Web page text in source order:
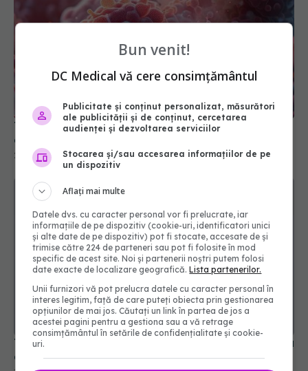
Tratamentul care înfometează tumorile. Ce rol au
colesterolul și statinele
25 mai 2026, 15:53
Tratamentul care prelungește viața pacienților cu
cancer pancreatic
18 apr 2026, 13:09
Bun venit!
DC Medical vă cere consimțământul
Publicitate și conținut personalizat, măsurători
ale publicității și de conținut, cercetarea
audienței și dezvoltarea serviciilor
Stocarea și/sau accesarea informațiilor de pe
un dispozitiv
Aflați mai multe
Datele dvs. cu caracter personal vor fi prelucrate, iar
informațiile de pe dispozitiv (cookie-uri, identificatori unici
și alte date de pe dispozitiv) pot fi stocate, accesate de și
trimise către 224 de parteneri sau pot fi folosite în mod
specific de acest site. Noi și partenerii noștri putem folosi
date exacte de localizare geografică.Lista partenerilor.
Unii furnizori vă pot prelucra datele cu caracter personal în
interes legitim, față de care puteți obiecta prin gestionarea
opțiunilor de mai jos. Căutați un link în partea de jos a
acestei pagini pentru a gestiona sau a vă retrage
consimțământul în setările de confidențialitate și cookie-
uri.